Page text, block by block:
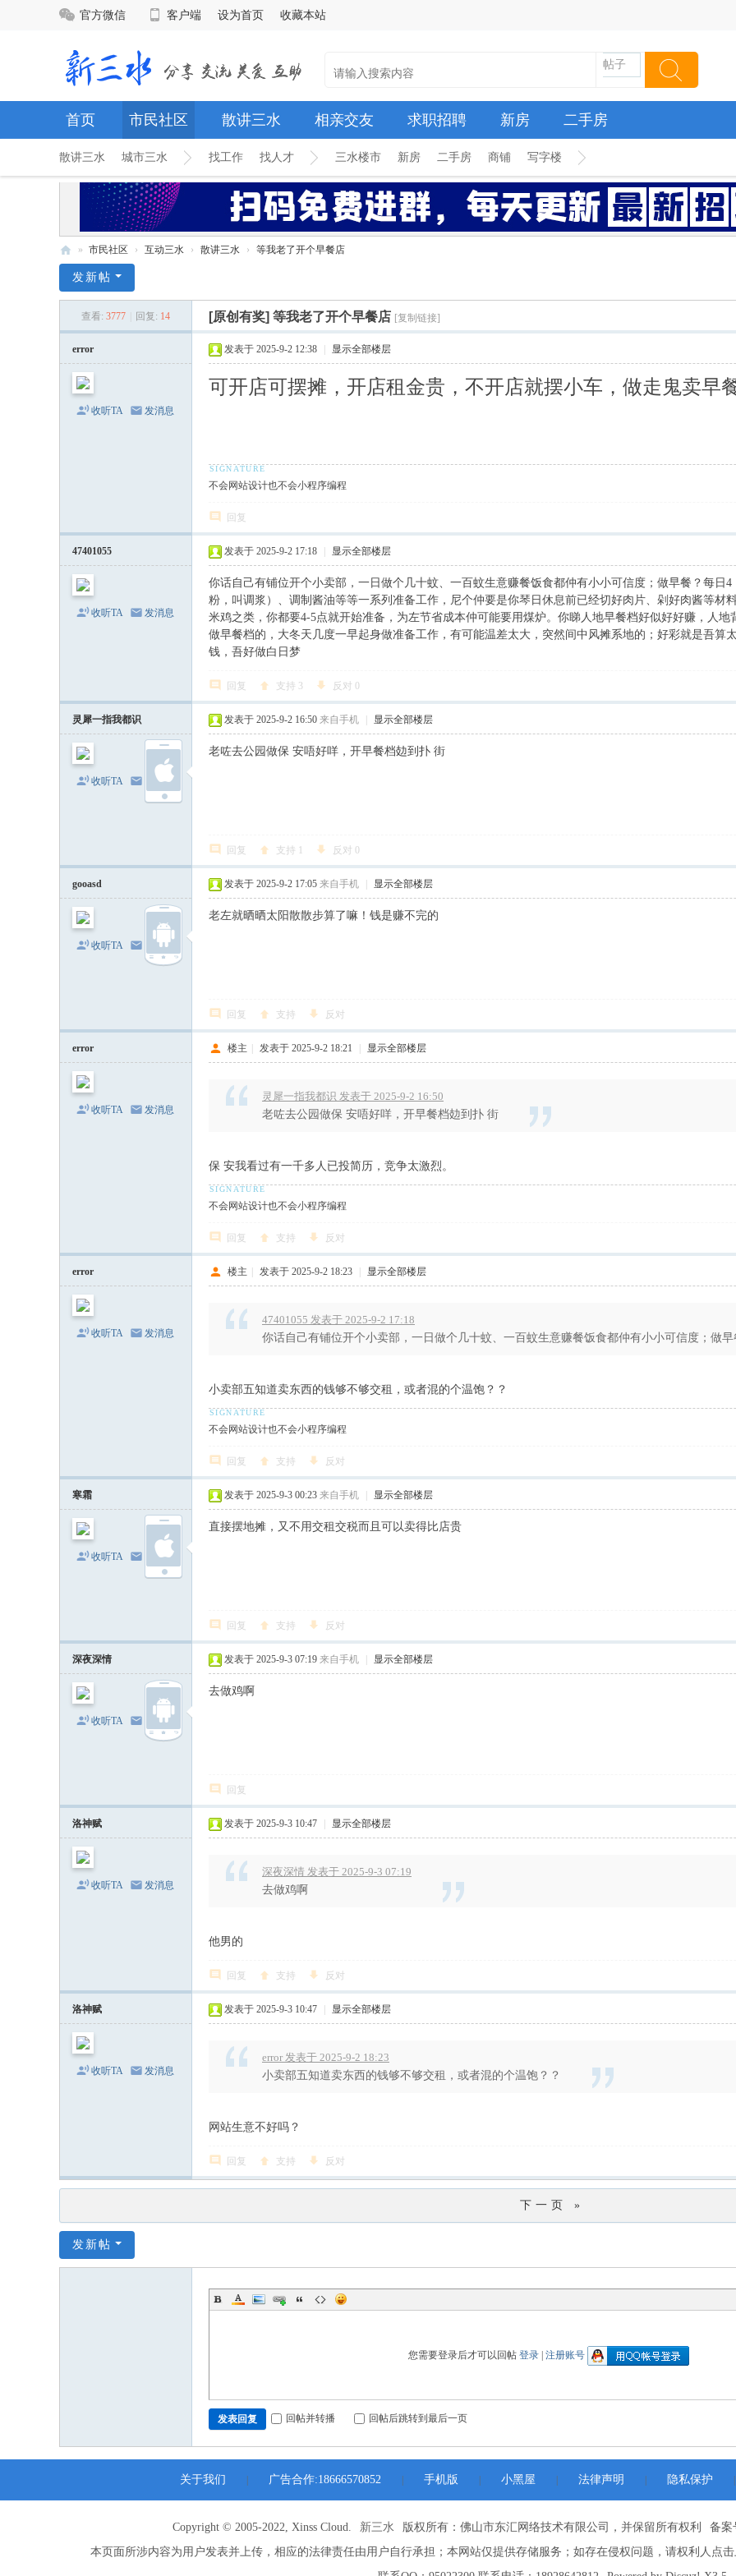
官方微信 客户端 设为首页 收藏本站
帖子
首页 市民社区 散讲三水 相亲交友 求职招聘 新房 二手房
散讲三水 城市三水 找工作 找人才 三水楼市 新房 二手房 商铺 写字楼
三
网
» 市民社区 › 互动三水 › 散讲三水 › 等我老了开个早餐店
发新帖
查看: 3777 回复: 14 [原创有奖] 等我老了开个早餐店 [复制链接]
error
收听TA 发消息
发表于 2025-9-2 12:38 显示全部楼层
可开店可摆摊，开店租金贵，不开店就摆小车，做走鬼卖早
不会网站设计也不会小程序编程
回复
47401055
收听TA 发消息
发表于 2025-9-2 17:18 显示全部楼层
你话自己有铺位开个小卖部，一日做个几十蚊、一百蚊生意赚餐饭食都仲有小小可信度；做早餐？每日
粉，叫调浆）、调制酱油等等一系列准备工作，尼个仲要是你琴日休息前已经切好肉片、剁好肉酱等材
米鸡之类，你都要4-5点就开始准备，为左节省成本仲可能要用煤炉。你睇人地早餐档好似好好赚，人
做早餐档的，大冬天几度一早起身做准备工作，有可能温差太大，突然间中风摊系地的；好彩就是吾算
钱，吾好做白日梦
回复 支持 3 反对 0
灵犀一指我都识
收听TA 发消息
发表于 2025-9-2 16:50 来自手机 显示全部楼层
老咗去公园做保 安唔好咩，开早餐档攰到扑 街
回复 支持 反对 0
gooasd
收听TA 发消息
发表于 2025-9-2 17:05 来自手机 显示全部楼层
老左就晒晒太阳散散步算了嘛！钱是赚不完的
回复 支持 反对
error
收听TA 发消息
楼主 发表于 2025-9-2 18:21 显示全部楼层
灵犀一指我都识 发表于 2025-9-2 16:50
老咗去公园做保 安唔好咩，开早餐档攰到扑 街
保 安我看过有一千多人已投简历，竞争太激烈。
不会网站设计也不会小程序编程
回复 支持 反对
error
收听TA 发消息
楼主 发表于 2025-9-2 18:23 显示全部楼层
47401055 发表于 2025-9-2 17:18
你话自己有铺位开个小卖部，一日做个几十蚊、一百蚊生意赚餐饭食都仲有小小可信度；做
小卖部五知道卖东西的钱够不够交租，或者混的个温饱？？
不会网站设计也不会小程序编程
回复 支持 反对
寒霜
收听TA 发消息
发表于 2025-9-3 00:23 来自手机 显示全部楼层
直接摆地摊，又不用交租交税而且可以卖得比店贵
回复 支持 反对
深夜深情
收听TA 发消息
发表于 2025-9-3 07:19 来自手机 显示全部楼层
去做鸡啊
回复
洛神赋
收听TA 发消息
发表于 2025-9-3 10:47 显示全部楼层
深夜深情 发表于 2025-9-3 07:19
去做鸡啊
他男的
回复 支持 反对
洛神赋
收听TA 发消息
发表于 2025-9-3 10:47 显示全部楼层
error 发表于 2025-9-2 18:23
小卖部五知道卖东西的钱够不够交租，或者混的个温饱？？
网站生意不好吗？
回复 支持 反对
下一页 »
发新帖
您需要登录后才可以回帖 登录| 注册账号
发表回复 回帖并转播 回帖后跳转到最后一页
关于我们 广告合作:18666570852 手机版 小黑屋 法律声明 隐私保护
Copyright © 2005-2022, Xinss Cloud. 新三水 版权所有：佛山市东汇网络技术有限公司，并保留所有权利
备案
本页面所涉内容为用户发表并上传，相应的法律责任由用户自行承担；本网站仅提供存储服务；如存在侵权问题，请权利人点